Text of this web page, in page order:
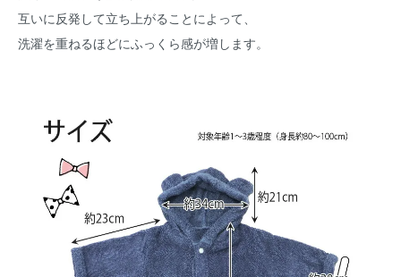
互いに反発して立ち上がることによって、
洗濯を重ねるほどにふっくら感が増します。